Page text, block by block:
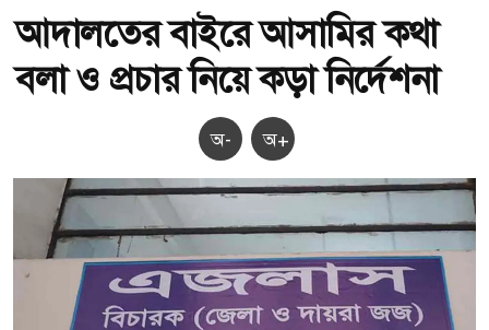
আদালতের বাইরে আসামির কথা
বলা ও প্রচার নিয়ে কড়া নির্দেশনা
অ- অ+